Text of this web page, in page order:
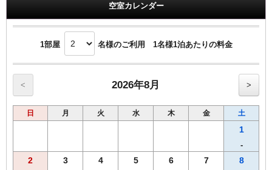
空室カレンダー
1部屋 名様のご利用 1名様1泊あたりの料金
< 2026年8月 >
日 月 火 水 木 金 土
1
-
2 3 4 5 6 7 8